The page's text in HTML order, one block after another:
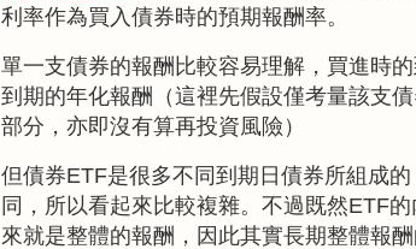
利率作為買入債券時的預期報酬率。
單一支債券的報酬比較容易理解，買進時
到期的年化報酬（這裡先假設僅考量該支
部分，亦即沒有算再投資風險）
但債券ETF是很多不同到期日債券所組成
同，所以看起來比較複雜。不過既然ETF
來就是整體的報酬，因此其實長期整體報